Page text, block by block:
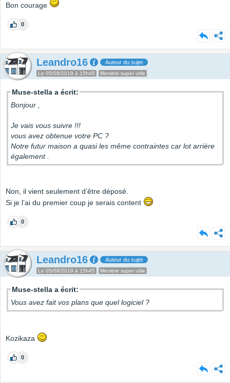
Bon courage
0
Leandro16 Auteur du sujet
Le 05/08/2019 à 15h45 Membre super utile
Muse-stella a écrit:
Bonjour ,
Je vais vous suivre !!!
vous avez obtenue votre PC ?
Notre futur maison a quasi les même contraintes car lot arrière
également .
Non, il vient seulement d’être déposé.
Si je l’ai du premier coup je serais content
0
Leandro16 Auteur du sujet
Le 05/08/2019 à 15h45 Membre super utile
Muse-stella a écrit:
Vous avez fait vos plans que quel logiciel ?
Kozikaza
0